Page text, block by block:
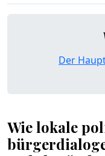
Der
Wie lokale